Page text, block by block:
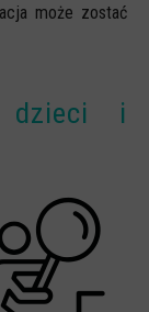
może zostać
dzieci i